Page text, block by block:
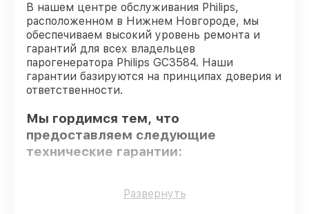
В нашем центре обслуживания Philips,
расположенном в Нижнем Новгороде, мы
обеспечиваем высокий уровень ремонта и
гарантий для всех владельцев
парогенератора Philips GC3584. Наши
гарантии базируются на принципах доверия и
ответственности.
Мы гордимся тем, что
предоставляем следующие
технические гарантии:
Использование оригинальных
Развернуть